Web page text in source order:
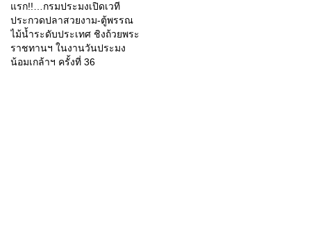
แรก!!…กรมประมงเปิดเวที
ประกวดปลาสวยงาม-ตู้พรรณ
ไม้น้ำระดับประเทศ ชิงถ้วยพระ
ราชทานฯ ในงานวันประมง
น้อมเกล้าฯ ครั้งที่ 36